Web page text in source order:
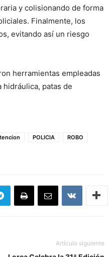
y colisionando de forma
Finalmente, los
evitando así un riesgo
herramientas empleadas
hidráulica, patas de
POLICIA
ROBO
Artículo siguiente